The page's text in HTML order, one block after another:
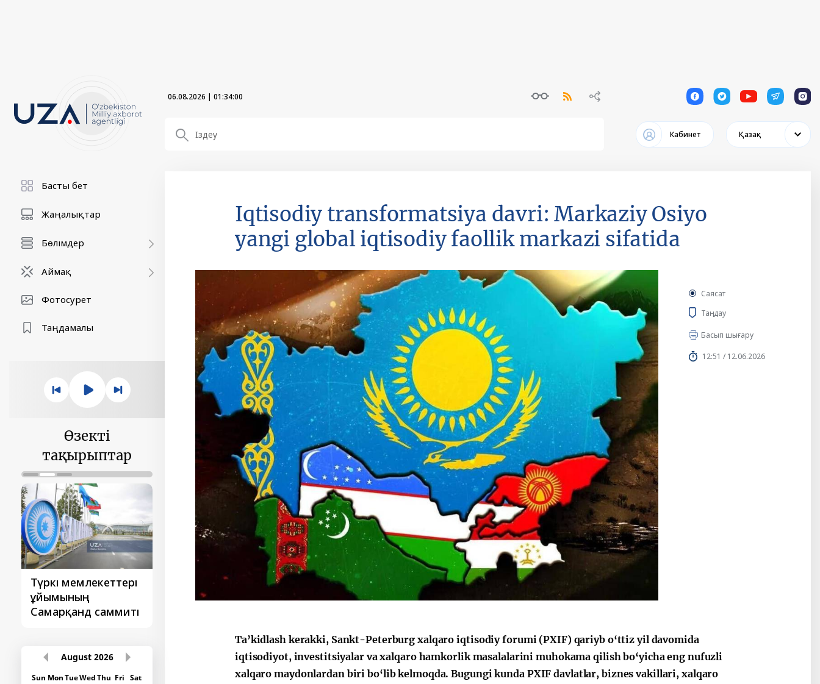
06.08.2026 | 01:34:02 1 1 1 1 1
Кабинет Қазақ
Басты бет
Жаңалықтар
Бөлімдер
Аймақ
Фотосурет
Таңдамалы
Өзекті
тақырыптар
Түркі мемлекеттері
ұйымының
Самарқанд саммиті
‘Орталық Азия -
Қытай’ бірінші
August 2026
Sun MonTueWedThu Fri Sat
Iqtisodiy transformatsiya davri: Markaziy Osiyo
yangi global iqtisodiy faollik markazi sifatida
Саясат
Таңдау
Басып шығару
12:51 / 12.06.2026
Ta’kidlash kerakki, Sankt-Peterburg xalqaro iqtisodiy forumi (PXIF) qariyb o‘ttiz yil davomida
iqtisodiyot, investitsiyalar va xalqaro hamkorlik masalalarini muhokama qilish bo‘yicha eng nufuzli
xalqaro maydonlardan biri bo‘lib kelmoqda. Bugungi kunda PXIF davlatlar, biznes vakillari, xalqaro